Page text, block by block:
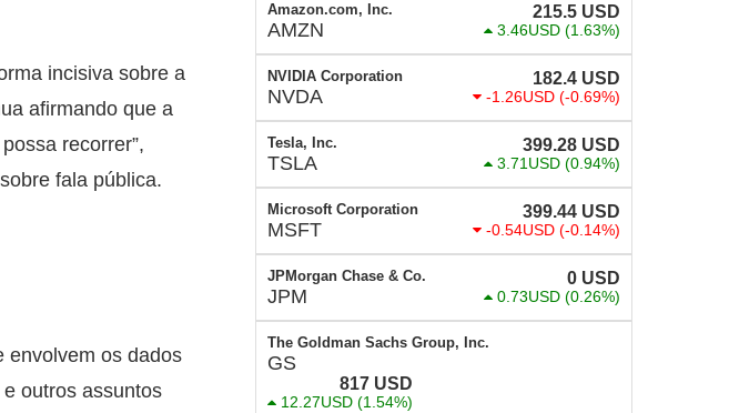
incisiva sobre a
afirmando que a
recorrer”,
fala pública.
envolvem os dados
outros assuntos
Amazon.com, Inc.
AMZN
215.5 USD
3.46USD (1.63%)
NVIDIA Corporation
NVDA
182.4 USD
-1.26USD (-0.69%)
Tesla, Inc.
TSLA
399.28 USD
3.71USD (0.94%)
Microsoft Corporation
MSFT
399.44 USD
-0.54USD (-0.14%)
JPMorgan Chase & Co.
JPM
0 USD
0.73USD (0.26%)
The Goldman Sachs Group, Inc.
GS
817 USD
12.27USD (1.54%)